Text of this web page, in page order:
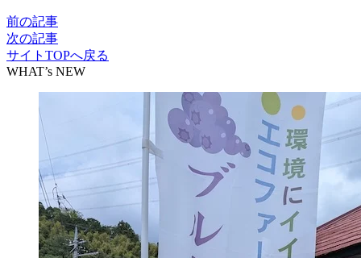
前の記事
次の記事
サイトTOPへ戻る
WHAT’s NEW